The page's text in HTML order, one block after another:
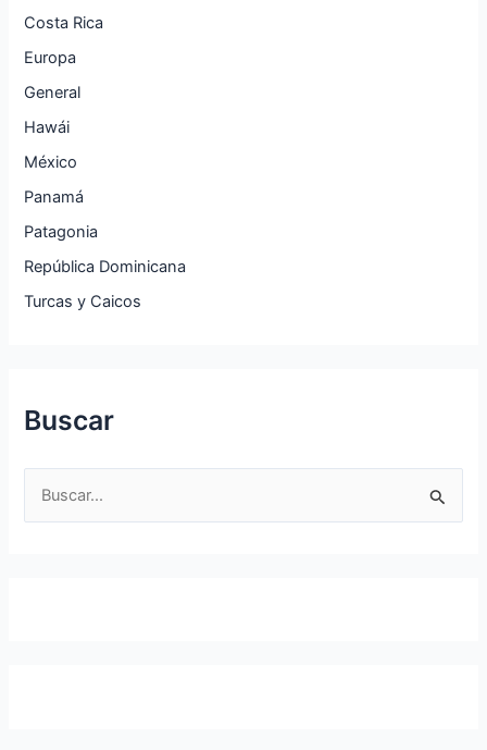
Costa Rica
Europa
General
Hawái
México
Panamá
Patagonia
República Dominicana
Turcas y Caicos
Buscar